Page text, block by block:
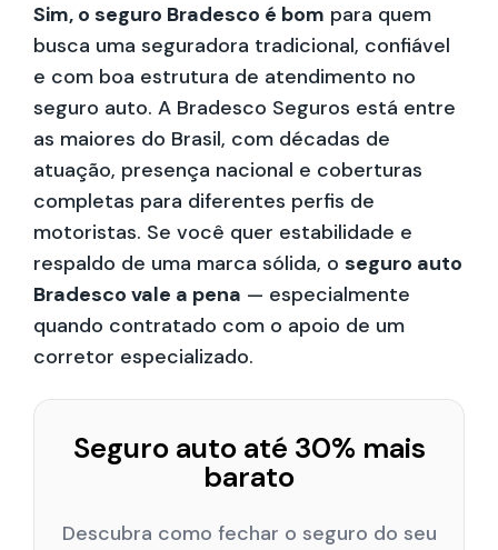
Sim, o seguro Bradesco é bom para quem
busca uma seguradora tradicional, confiável
e com boa estrutura de atendimento no
seguro auto. A Bradesco Seguros está entre
as maiores do Brasil, com décadas de
atuação, presença nacional e coberturas
completas para diferentes perfis de
motoristas. Se você quer estabilidade e
respaldo de uma marca sólida, o seguro auto
Bradesco vale a pena — especialmente
quando contratado com o apoio de um
corretor especializado.
Seguro auto até 30% mais
barato
Descubra como fechar o seguro do seu